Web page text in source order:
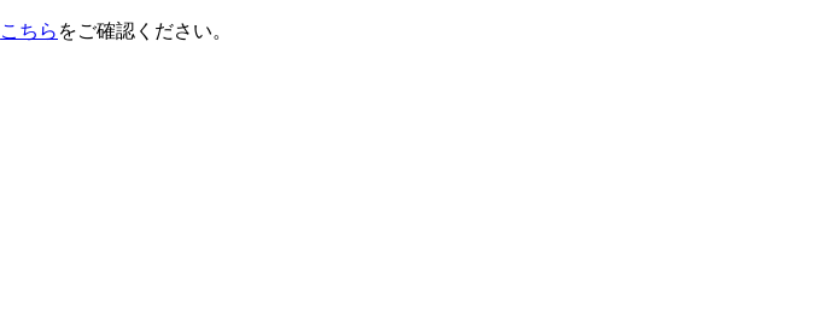
こちら をご確認ください。